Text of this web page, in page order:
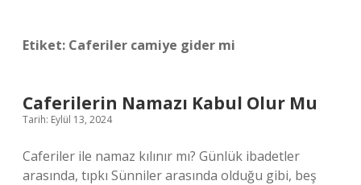
Etiket: Caferiler camiye gider mi
Caferilerin Namazı Kabul Olur Mu
Tarih: Eylül 13, 2024
Caferiler ile namaz kılınır mı? Günlük ibadetler
arasında, tıpkı Sünniler arasında olduğu gibi, beş